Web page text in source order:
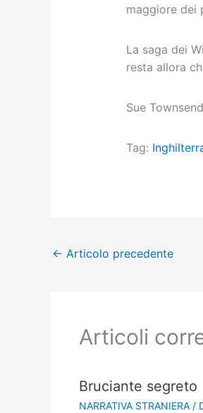
maggiore dei
La saga dei
resta allora
Sue
Tag:
← Articolo precedente
Articoli
Bruciante segreto
NARRATIVA STRANIERA /